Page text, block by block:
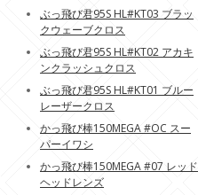
ぶっ飛び君95S HL#KT03 ブラッ
クウェーブクロス
ぶっ飛び君95S HL#KT02 アカキ
ンクラッシュクロス
ぶっ飛び君95S HL#KT01 ブルー
レーザークロス
かっ飛び棒150MEGA #OC スー
パーイワシ
かっ飛び棒150MEGA #07 レッド
ヘッドレンズ